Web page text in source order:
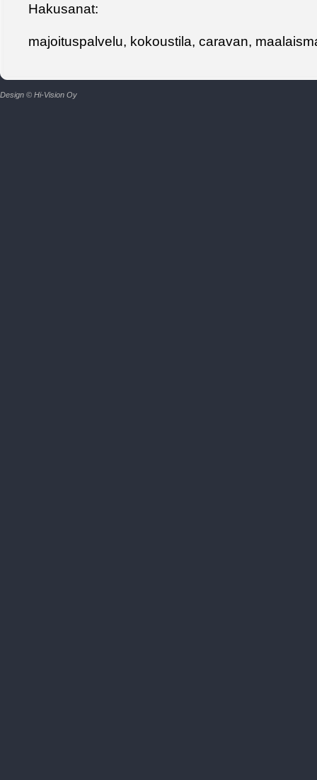
Hakusanat:
majoituspalvelu, kokoustila, caravan,
Design © Hi-Vision Oy